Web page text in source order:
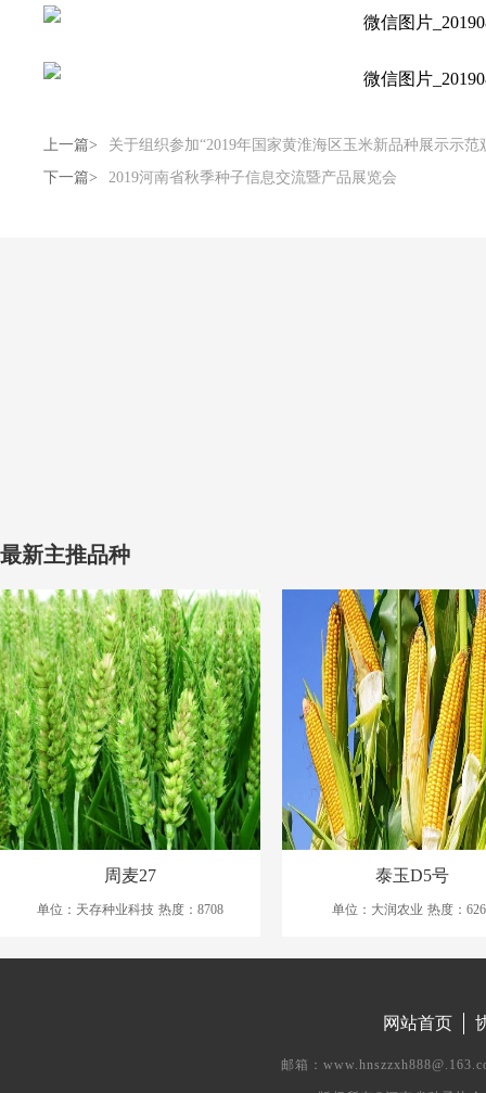
上一篇>
关于组织参加“2019年国家黄淮海区玉米新品种展示示
下一篇>
2019河南省秋季种子信息交流暨产品展览会
最新主推品种
周麦27
单位：天存种业科技 热度：8708
泰玉D5号
单位：大润农业 热度：
网站首页
邮箱：